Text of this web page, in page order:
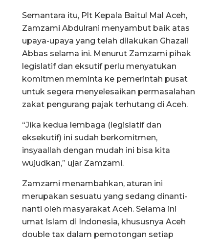
Semantara itu, Plt Kepala Baitul Mal Aceh,
Zamzami Abdulrani menyambut baik atas
upaya-upaya yang telah dilakukan Ghazali
Abbas selama ini. Menurut Zamzami pihak
legislatif dan eksutif perlu menyatukan
komitmen meminta ke pemerintah pusat
untuk segera menyelesaikan permasalahan
zakat pengurang pajak terhutang di Aceh.
“Jika kedua lembaga (legislatif dan
eksekutif) ini sudah berkomitmen,
insyaallah dengan mudah ini bisa kita
wujudkan,” ujar Zamzami.
Zamzami menambahkan, aturan ini
merupakan sesuatu yang sedang dinanti-
nanti oleh masyarakat Aceh. Selama ini
umat Islam di Indonesia, khususnya Aceh
double tax dalam pemotongan setiap